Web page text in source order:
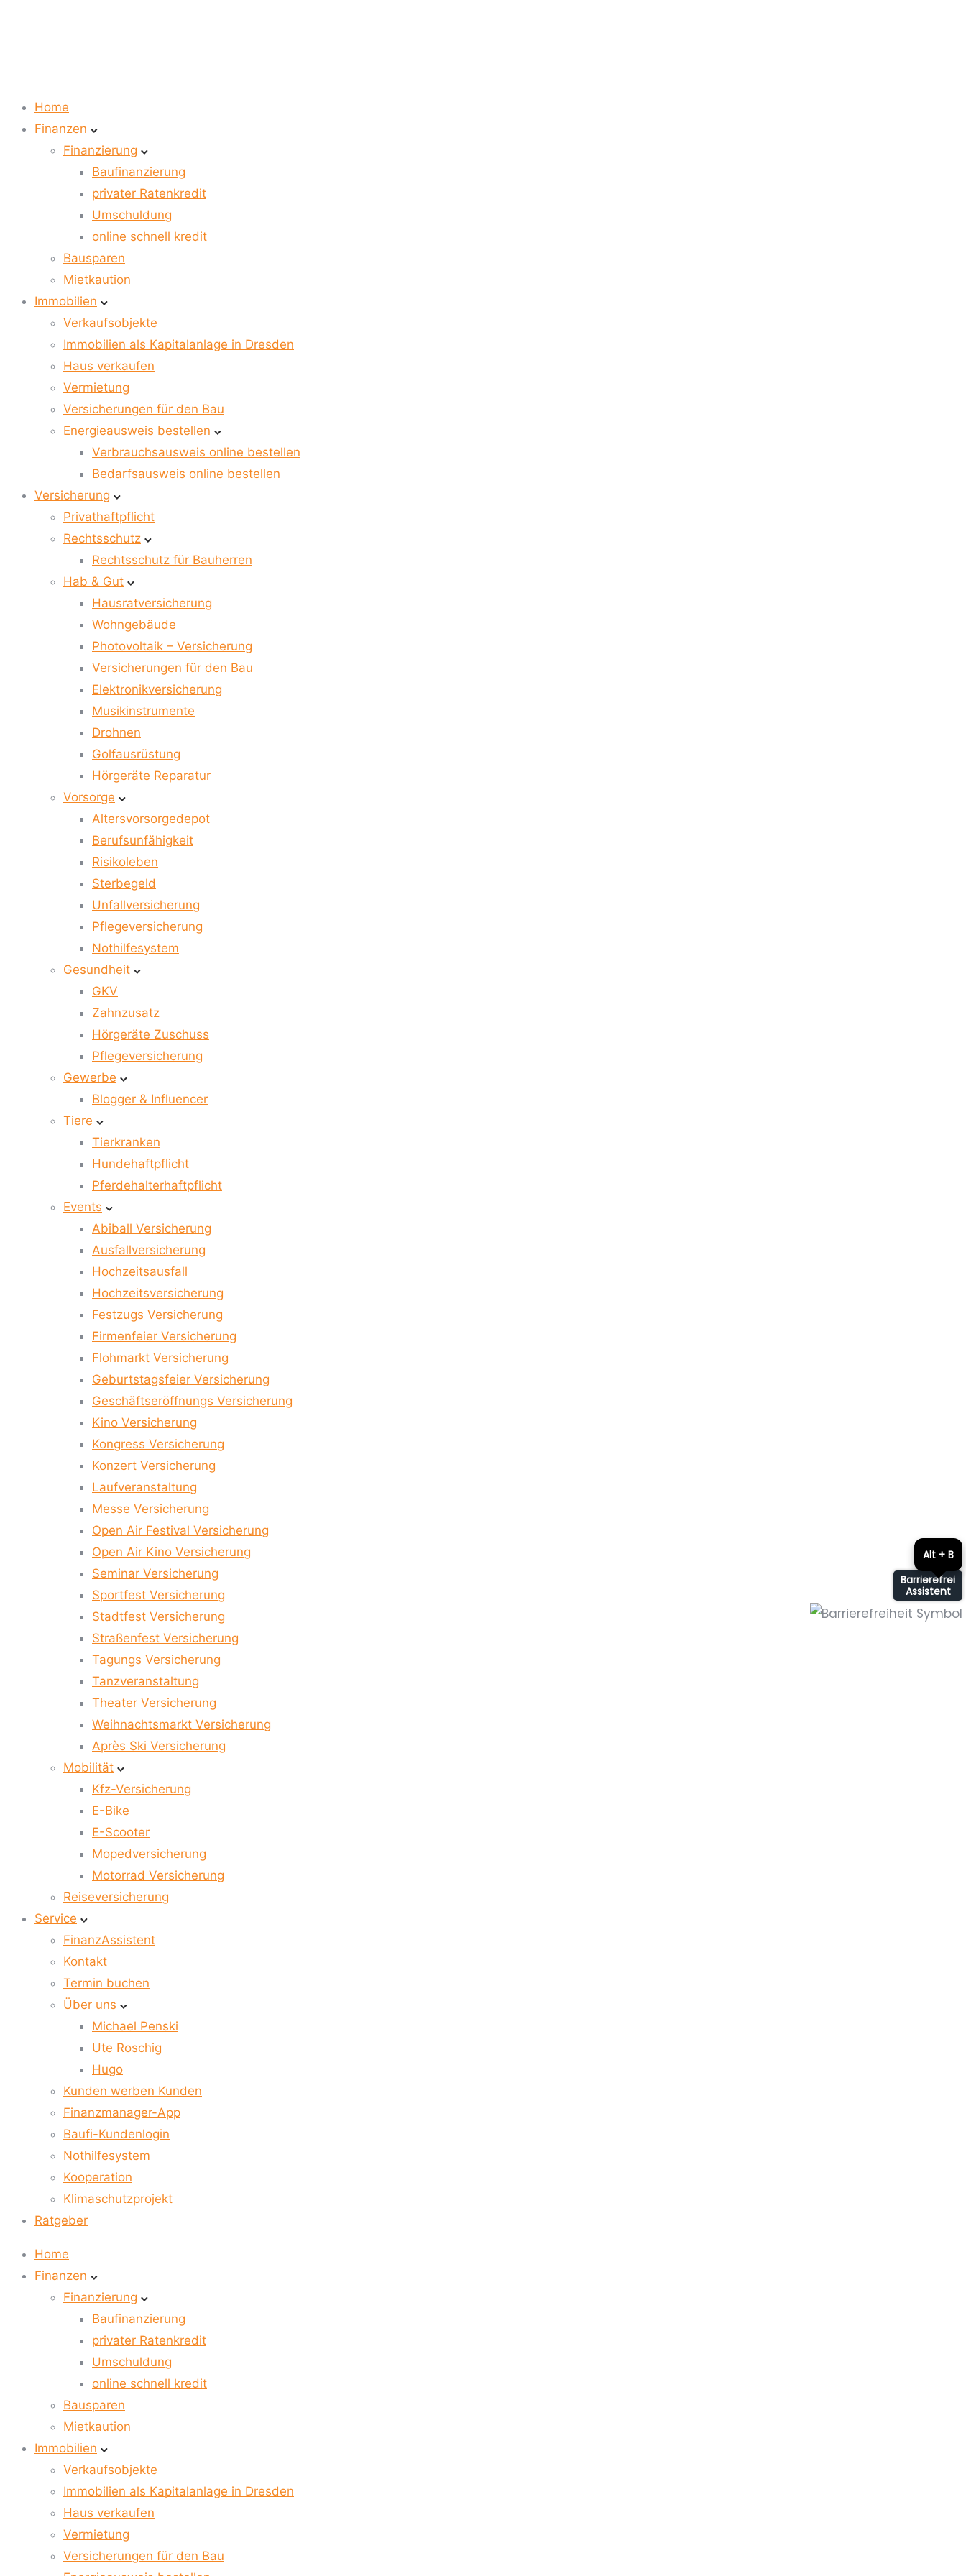
Home
Finanzen
Finanzierung
Baufinanzierung
privater Ratenkredit
Umschuldung
online schnell kredit
Bausparen
Mietkaution
Immobilien
Verkaufsobjekte
Immobilien als Kapitalanlage in Dresden
Haus verkaufen
Vermietung
Versicherungen für den Bau
Energieausweis bestellen
Verbrauchsausweis online bestellen
Bedarfsausweis online bestellen
Versicherung
Privathaftpflicht
Rechtsschutz
Rechtsschutz für Bauherren
Hab & Gut
Hausratversicherung
Wohngebäude
Photovoltaik – Versicherung
Versicherungen für den Bau
Elektronikversicherung
Musikinstrumente
Drohnen
Golfausrüstung
Hörgeräte Reparatur
Vorsorge
Altersvorsorgedepot
Berufsunfähigkeit
Risikoleben
Sterbegeld
Unfallversicherung
Pflegeversicherung
Nothilfesystem
Gesundheit
GKV
Zahnzusatz
Hörgeräte Zuschuss
Pflegeversicherung
Gewerbe
Blogger & Influencer
Tiere
Tierkranken
Hundehaftpflicht
Pferdehalterhaftpflicht
Events
Abiball Versicherung
Ausfallversicherung
Hochzeitsausfall
Hochzeitsversicherung
Festzugs Versicherung
Firmenfeier Versicherung
Flohmarkt Versicherung
Geburtstagsfeier Versicherung
Geschäftseröffnungs Versicherung
Kino Versicherung
Kongress Versicherung
Konzert Versicherung
Laufveranstaltung
Messe Versicherung
Open Air Festival Versicherung
Open Air Kino Versicherung
Seminar Versicherung
Sportfest Versicherung
Stadtfest Versicherung
Straßenfest Versicherung
Tagungs Versicherung
Tanzveranstaltung
Theater Versicherung
Weihnachtsmarkt Versicherung
Après Ski Versicherung
Mobilität
Kfz-Versicherung
E-Bike
E-Scooter
Mopedversicherung
Motorrad Versicherung
Reiseversicherung
Service
FinanzAssistent
Kontakt
Termin buchen
Über uns
Michael Penski
Ute Roschig
Hugo
Kunden werben Kunden
Finanzmanager-App
Baufi-Kundenlogin
Nothilfesystem
Kooperation
Klimaschutzprojekt
Ratgeber
Home
Finanzen
Finanzierung
Baufinanzierung
privater Ratenkredit
Umschuldung
online schnell kredit
Bausparen
Mietkaution
Immobilien
Verkaufsobjekte
Immobilien als Kapitalanlage in Dresden
Haus verkaufen
Vermietung
Versicherungen für den Bau
Alt + B
Barrierefrei
Assistent